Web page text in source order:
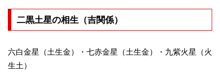
二黒土星の相生（吉関係）
六白金星（土生金）・七赤金星（土生金）・九紫火星（火
生土）